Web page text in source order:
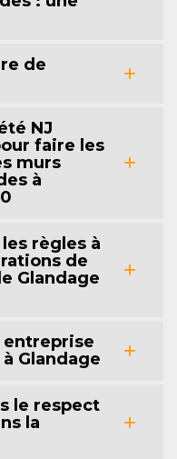
de
NJ
faire les
murs
à
règles à
de
Glandage
entreprise
Glandage
le respect
la